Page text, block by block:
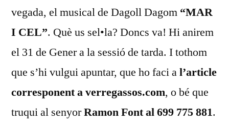
vegada, el musical de Dagoll Dagom “MAR
I CEL”. Què us sel•la? Doncs va! Hi anirem
el 31 de Gener a la sessió de tarda. I tothom
que s’hi vulgui apuntar, que ho faci al’article
corresponent a verregassos.com, o bé que
truqui al senyorRamon Font al 699 775 881.